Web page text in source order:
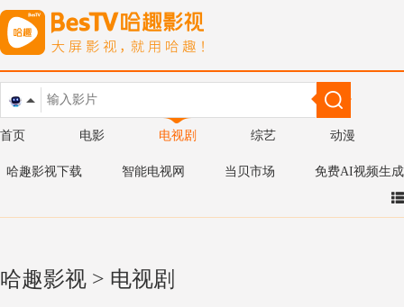
首页 电影 电视剧 综艺 动漫
哈趣影视下载 智能电视网 当贝市场 免费AI视频生成
哈趣影视 > 电视剧